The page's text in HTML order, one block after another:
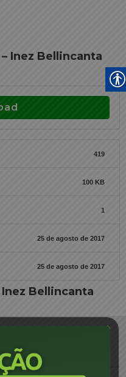
Inez Bellincanta
419
100 KB
1
25 de agosto de 2017
25 de agosto de 2017
Bellincanta